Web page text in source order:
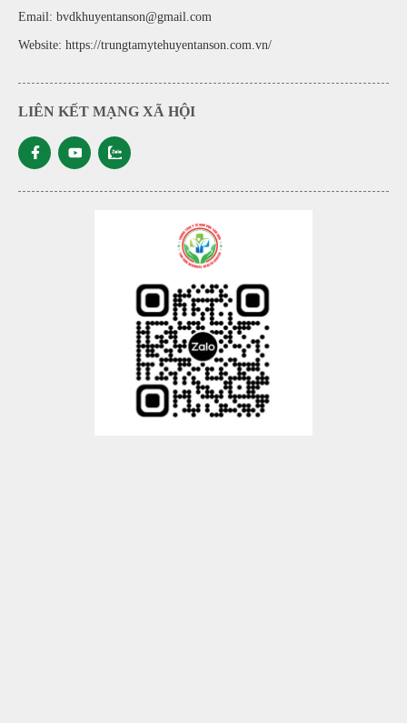
Email: bvdkhuyentanson@gmail.com
Website: https://trungtamytehuyentanson.com.vn/
LIÊN KẾT MẠNG XÃ HỘI